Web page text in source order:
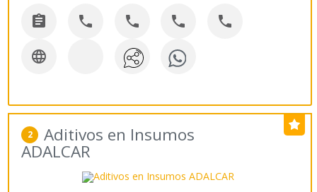
    

2 Aditivos en Insumos
ADALCAR